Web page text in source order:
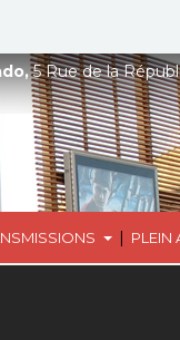
| PLEIN
5 Rue de la